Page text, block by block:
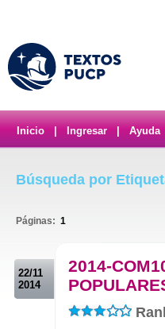
Inicio Ingresar Ayuda
Búsqueda por
Páginas: 1
22/11
2014
2014-